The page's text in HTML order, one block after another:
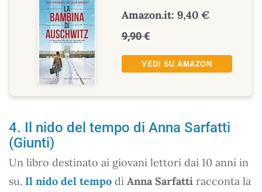
Amazon.it: 9,40 €
9,90 €
VEDI SU AMAZON
4. Il nido del tempo di Anna Sarfatti
(Giunti)
Un libro destinato ai giovani lettori dai 10 anni in
su. Il nido del tempo di Anna Sarfatti racconta la